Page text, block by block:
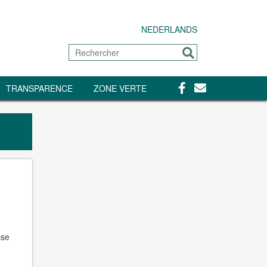
NEDERLANDS
Rechercher
Envoyer
TRANSPARENCE ZONE VERTE Facebook
Contact